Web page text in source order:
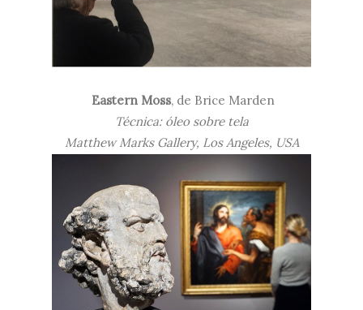
Eastern Moss, de Brice Marden
Técnica: óleo sobre tela
Matthew Marks Gallery, Los Angeles, USA